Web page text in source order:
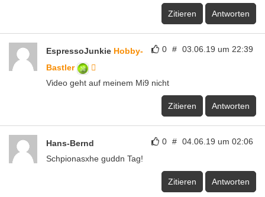
Zitieren Antworten
0 # 03.06.19 um 22:39
EspressoJunkie Hobby-
Bastler
Video geht auf meinem Mi9 nicht
Zitieren Antworten
0 # 04.06.19 um 02:06
Hans-Bernd
Schpionasxhe guddn Tag!
Zitieren Antworten